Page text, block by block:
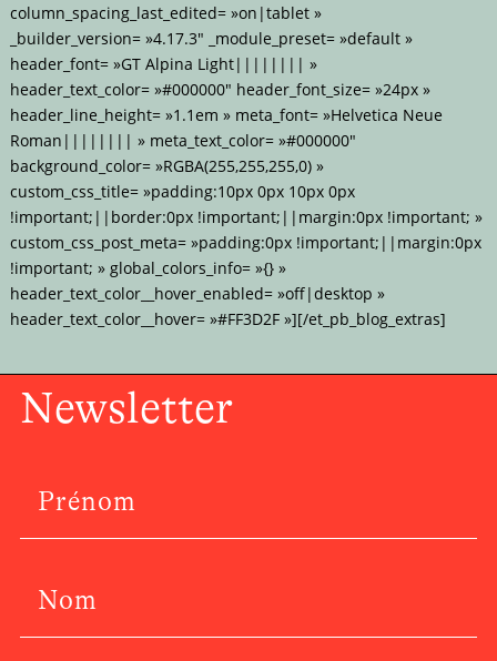
column_spacing_last_edited= »on|tablet »
_builder_version= »4.17.3″ _module_preset= »default »
header_font= »GT Alpina Light|||||||| »
header_text_color= »#000000″ header_font_size= »24px »
header_line_height= »1.1em » meta_font= »Helvetica Neue
Roman|||||||| » meta_text_color= »#000000″
background_color= »RGBA(255,255,255,0) »
custom_css_title= »padding:10px 0px 10px 0px
!important;||border:0px !important;||margin:0px !important; »
custom_css_post_meta= »padding:0px !important;||margin:0px
!important; » global_colors_info= »{} »
header_text_color__hover_enabled= »off|desktop »
header_text_color__hover= »#FF3D2F »][/et_pb_blog_extras]
Newsletter